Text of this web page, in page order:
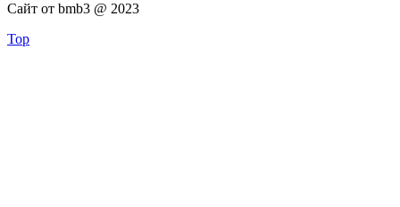
Сайт от bmb3 @ 2023
Top